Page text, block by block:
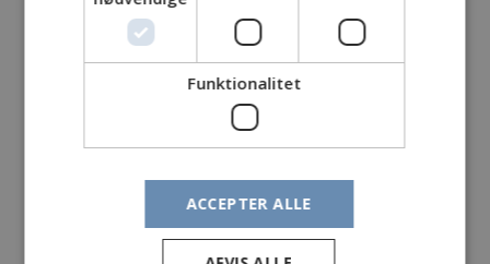
Fangst:Gedde
Safirsøen
Dagens vejr kl 14.00
Vind. Sydvest 7 m/s
Temperatur: 13 til 14 C
Funktionalitet
ACCEPTER ALLE